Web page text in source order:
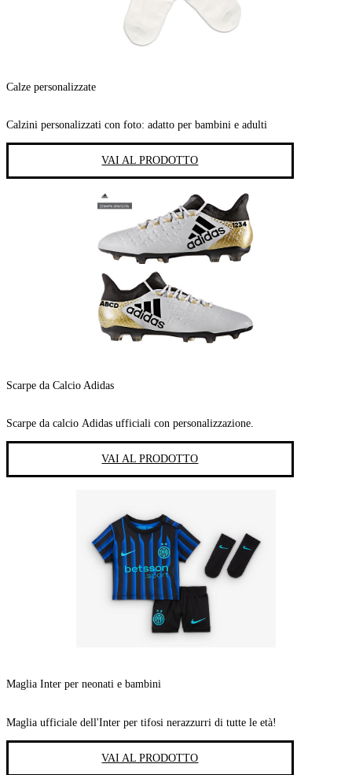
Calze personalizzate
Calzini personalizzati con foto: adatto per bambini e adulti
VAI AL PRODOTTO
Scarpe da Calcio Adidas
Scarpe da calcio Adidas ufficiali con personalizzazione.
VAI AL PRODOTTO
Maglia Inter per neonati e bambini
Maglia ufficiale dell'Inter per tifosi nerazzurri di tutte le età!
VAI AL PRODOTTO